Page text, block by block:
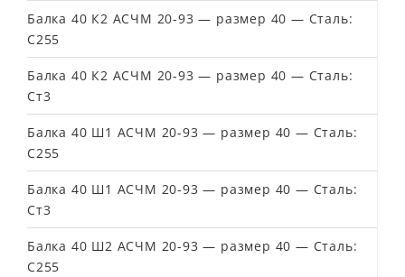
Балка 40 К2 АСЧМ 20-93 — размер 40 — Сталь:
С255
Балка 40 К2 АСЧМ 20-93 — размер 40 — Сталь:
Ст3
Балка 40 Ш1 АСЧМ 20-93 — размер 40 — Сталь:
С255
Балка 40 Ш1 АСЧМ 20-93 — размер 40 — Сталь:
Ст3
Балка 40 Ш2 АСЧМ 20-93 — размер 40 — Сталь:
С255